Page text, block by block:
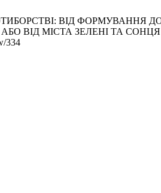
ВІД ФОРМУВАННЯ
МІСТА ЗЕЛЕНІ ТА СОНЦЯ ДО
334